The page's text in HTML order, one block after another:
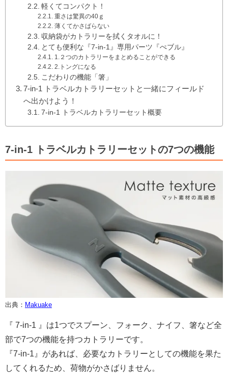
軽くてコンパクト！
重さは驚異の40ｇ
薄くてかさばらない
収納袋がカトラリーを拭くタオルに！
とても便利な『7-in-1』専用パーツ『ぺブル』
1.２つのカトラリーをまとめることができる
2.トングになる
こだわりの機能「箸」
7-in-1 トラベルカトラリーセットと一緒にフィールド
へ出かけよう！
7-in-1 トラベルカトラリーセット概要
7-in-1 トラベルカトラリーセットの7つの機能
出典： Makuake
『 7-in-1 』は1つでスプーン、フォーク、ナイフ、箸など全
部で7つの機能を持つカトラリーです。
『7-in-1』があれば、必要なカトラリーとしての機能を果た
してくれるため、荷物がかさばりません。